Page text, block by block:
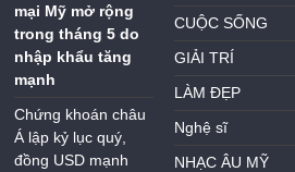
mại Mỹ mở rộng
trong tháng 5 do
nhập khẩu tăng
mạnh
Chứng khoán châu
Á lập kỷ lục quý,
đồng USD mạnh
CUỘC SỐNG
GIẢI TRÍ
LÀM ĐẸP
Nghệ sĩ
NHẠC ÂU MỸ